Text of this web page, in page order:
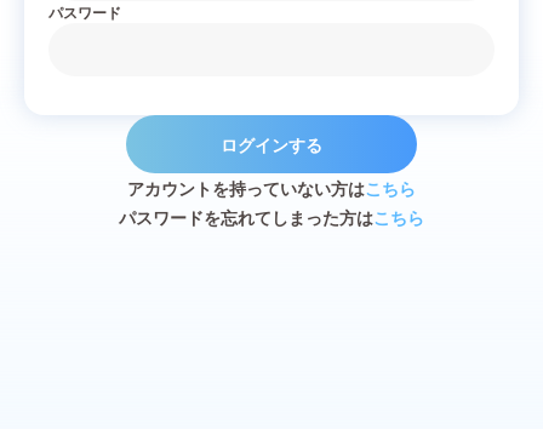
パスワード
ログインする
アカウントを持っていない方はこちら
パスワードを忘れてしまった方はこちら